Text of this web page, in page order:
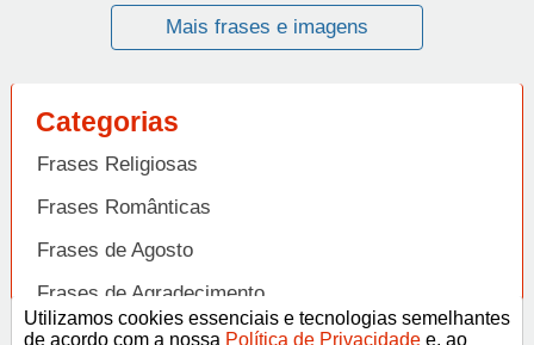
Mais frases e imagens
Categorias
Frases Religiosas
Frases Românticas
Frases de Agosto
Frases de Agradecimento
Frases de Amizade
Utilizamos cookies essenciais e tecnologias semelhantes
de acordo com a nossa Política de Privacidade e, ao